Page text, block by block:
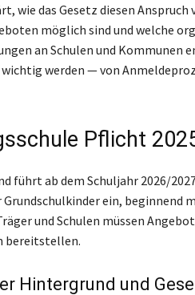
wie das Gesetz diesen
möglich sind und welche
an Schulen und Kommunen
werden — von
Pflicht
führt ab dem Schuljahr 2026/
ein, beginnend
und Schulen müssen
bereitstellen.
Hintergrund und